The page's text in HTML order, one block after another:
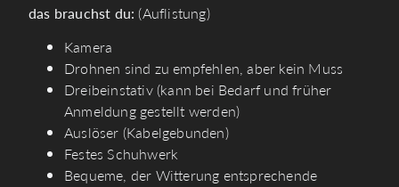
das brauchst du: (Auflistung)
Kamera
Drohnen sind zu empfehlen, aber kein Muss
Dreibeinstativ (kann bei Bedarf und früher
Anmeldung gestellt werden)
Auslöser (Kabelgebunden)
Festes Schuhwerk
Bequeme, der Witterung entsprechende